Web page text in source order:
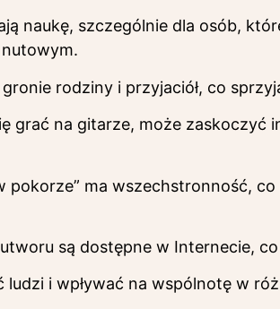
naukę, szczególnie dla osób,
rodziny i przyjaciół, co
grać na gitarze, może zaskoczyć
pokorze” ma wszechstronność,
są dostępne w Internecie, co
ludzi i wpływać na wspólnotę w